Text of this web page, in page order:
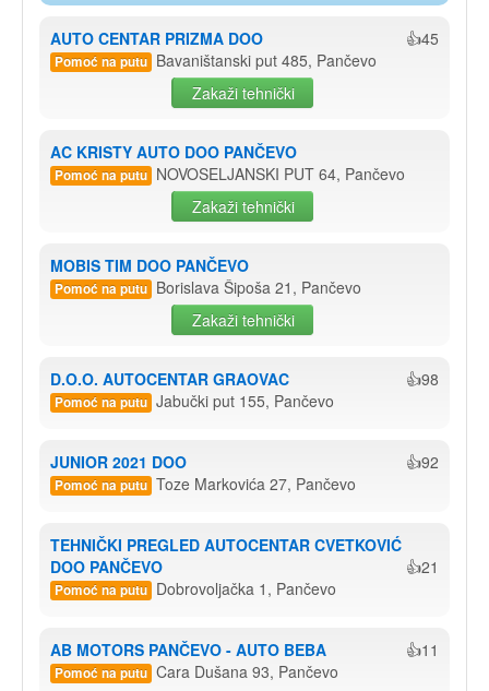
AUTO CENTAR PRIZMA DOO 👍45
Pomoć na putu Bavaništanski put 485, Pančevo
Zakaži tehnički
AC KRISTY AUTO DOO PANČEVO
Pomoć na putu NOVOSELJANSKI PUT 64, Pančevo
Zakaži tehnički
MOBIS TIM DOO PANČEVO
Pomoć na putu Borislava Šipoša 21, Pančevo
Zakaži tehnički
D.O.O. AUTOCENTAR GRAOVAC 👍98
Pomoć na putu Jabučki put 155, Pančevo
JUNIOR 2021 DOO 👍92
Pomoć na putu Toze Markovića 27, Pančevo
TEHNIČKI PREGLED AUTOCENTAR CVETKOVIĆ
DOO PANČEVO
👍21
Pomoć na putu Dobrovoljačka 1, Pančevo
AB MOTORS PANČEVO - AUTO BEBA 👍11
Pomoć na putu Cara Dušana 93, Pančevo